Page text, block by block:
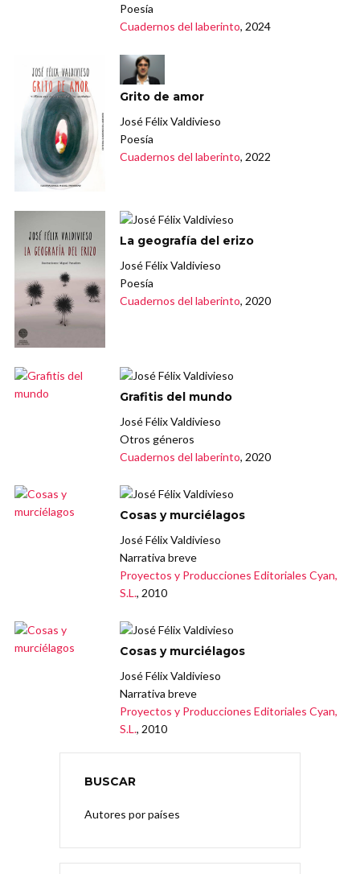
Poesía
Cuadernos del laberinto, 2024
Grito de amor
José Félix Valdivieso
Poesía
Cuadernos del laberinto, 2022
La geografía del erizo
José Félix Valdivieso
Poesía
Cuadernos del laberinto, 2020
Grafitis del mundo
José Félix Valdivieso
Otros géneros
Cuadernos del laberinto, 2020
Cosas y murciélagos
José Félix Valdivieso
Narrativa breve
Proyectos y Producciones Editoriales Cyan,
S.L., 2010
Cosas y murciélagos
José Félix Valdivieso
Narrativa breve
Proyectos y Producciones Editoriales Cyan,
S.L., 2010
BUSCAR
Autores por países